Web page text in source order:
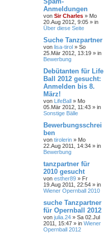
Anmeldungen
von Sir Charles » Mo
20.Aug 2012, 9:05 » in
Über diese Seite
Suche Tanzpartner
von lisa-tirol » So
25.Mär 2012, 13:19 » in
Bewerbung
Debütanten für Life
Ball 2012 gesucht:
Anmelden bis 8.
März!
von LifeBall » Mo
05.Mär 2012, 11:43 » in
Sonstige Bälle
Bewerbungsschrei
ben
von tirolerin » Mo
22.Aug 2011, 14:34 » in
Bewerbung
tanzpartner für
2010 gesucht
von esther89 » Fr
19.Aug 2011, 22:54 » in
Wiener Opernball 2010
suche Tanzpartner
für Opernball 2012
von julia.24 » Sa 02.Jul
2011, 15:47 » in Wiener
Opernball 2012